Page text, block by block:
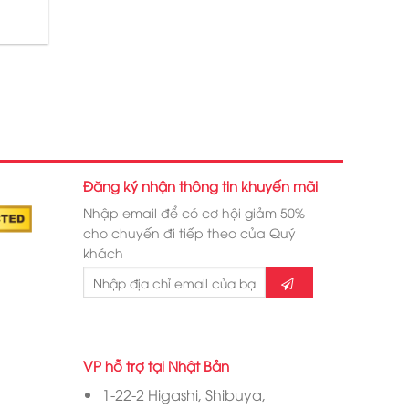
Đăng ký nhận thông tin khuyến mãi
Nhập email để có cơ hội giảm 50%
cho chuyến đi tiếp theo của Quý
khách
VP hỗ trợ tại Nhật Bản
1-22-2 Higashi, Shibuya,